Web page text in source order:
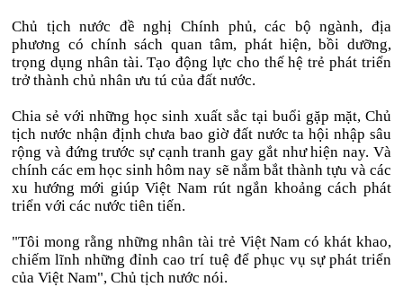
Chủ tịch nước đề nghị Chính phủ, các bộ ngành, địa
phương có chính sách quan tâm, phát hiện, bồi dưỡng,
trọng dụng nhân tài. Tạo động lực cho thế hệ trẻ phát triển
trở thành chủ nhân ưu tú của đất nước.
Chia sẻ với những học sinh xuất sắc tại buổi gặp mặt, Chủ
tịch nước nhận định chưa bao giờ đất nước ta hội nhập sâu
rộng và đứng trước sự cạnh tranh gay gắt như hiện nay. Và
chính các em học sinh hôm nay sẽ nắm bắt thành tựu và các
xu hướng mới giúp Việt Nam rút ngắn khoảng cách phát
triển với các nước tiên tiến.
"Tôi mong rằng những nhân tài trẻ Việt Nam có khát khao,
chiếm lĩnh những đỉnh cao trí tuệ để phục vụ sự phát triển
của Việt Nam", Chủ tịch nước nói.